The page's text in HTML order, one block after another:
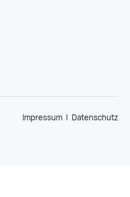
Impressum | Datenschutz